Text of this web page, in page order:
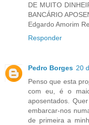
DE MUITO
BANCÁRIO
Edgardo Amorim
Responder
Pedro Borges 20
Penso que esta
com eu, é o
aposentados.
embarcar-nos
de primeira a